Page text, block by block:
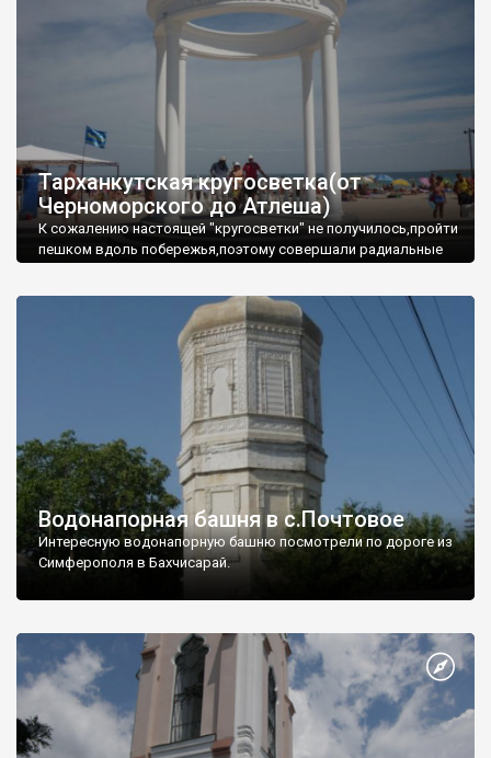
Тарханкутская кругосветка(от
Черноморского до Атлеша)
К сожалению настоящей "кругосветки" не получилось,пройти
пешком вдоль побережья,поэтому совершали радиальные
Водонапорная башня в с.Почтовое
Интересную водонапорную башню посмотрели по дороге из
Симферополя в Бахчисарай.